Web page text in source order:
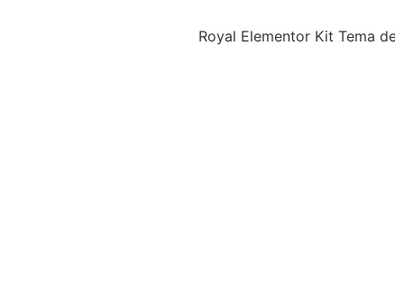
Royal Elementor Kit Tema